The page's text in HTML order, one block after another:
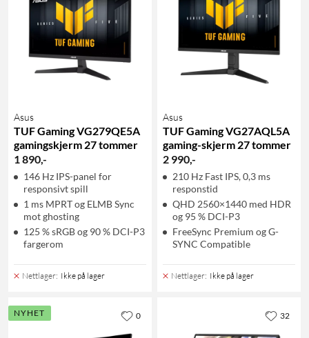
Asus
TUF Gaming VG279QE5A
gamingskjerm 27 tommer
1 890,-
146 Hz IPS-panel for
responsivt spill
1 ms MPRT og ELMB Sync
mot ghosting
125 % sRGB og 90 % DCI-P3
fargerom
Nettlager: Ikke på lager
Asus
TUF Gaming VG27AQL5A
gaming-skjerm 27 tommer
2 990,-
210 Hz Fast IPS, 0,3 ms
responstid
QHD 2560×1440 med HDR
og 95 % DCI-P3
FreeSync Premium og G-
SYNC Compatible
Nettlager: Ikke på lager
NYHET 0 32